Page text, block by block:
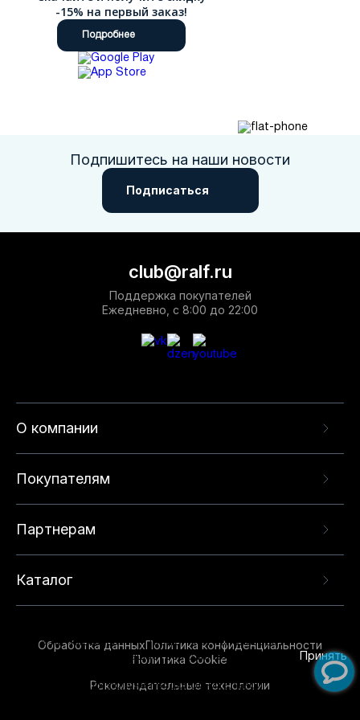
-15% на первый заказ!
Подробнее
Подпишитесь на наши новости
Подписаться
О компании
Покупателям
Партнерам
Каталог
club@ralf.ru
Поддержка покупателей
Ежедневно, с 8:00 до 22:00
Обработка данныхПолитика конфиденциальности
Политика Cookie
Рекомендательные технологии
опыта на нашем сайте. Продолжая использовать
данный сайт, вы соглашаетесь с использованием
технологий. Для получения дополнительной
Принять